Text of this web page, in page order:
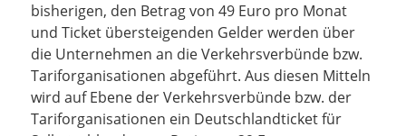
bisherigen, den Betrag von 49 Euro pro Monat
und Ticket übersteigenden Gelder werden über
die Unternehmen an die Verkehrsverbünde bzw.
Tariforganisationen abgeführt. Aus diesen Mitteln
wird auf Ebene der Verkehrsverbünde bzw. der
Tariforganisationen ein Deutschlandticket für